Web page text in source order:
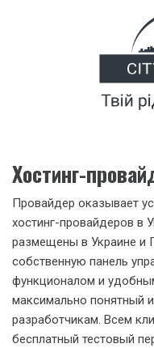
Хостинг-
Провайдер оказывает
хостинг-провайдеров в
размещены в Украине и
собственную панель
функционалом и
максимально понятный
разработчикам. Всем
бесплатный тестовый